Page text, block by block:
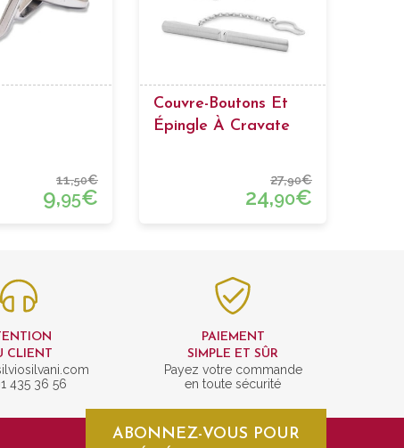
11,50€
9,95€
Couvre-Boutons Et
Épingle À Cravate
27,90€
24,90€
CLIENT
435 36 56
PAIEMENT
SIMPLE ET SÛR
Payez votre commande
en toute sécurité
ABONNEZ-VOUS POUR